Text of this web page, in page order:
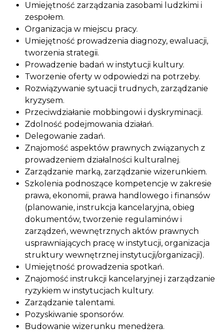
Umiejętność zarządzania zasobami ludzkimi i
zespołem.
Organizacja w miejscu pracy.
Umiejętność prowadzenia diagnozy, ewaluacji,
tworzenia strategii.
Prowadzenie badań w instytucji kultury.
Tworzenie oferty w odpowiedzi na potrzeby.
Rozwiązywanie sytuacji trudnych, zarządzanie
kryzysem.
Przeciwdziałanie mobbingowi i dyskryminacji.
Zdolność podejmowania działań.
Delegowanie zadań.
Znajomość aspektów prawnych związanych z
prowadzeniem działalności kulturalnej.
Zarządzanie marką, zarządzanie wizerunkiem.
Szkolenia podnoszące kompetencje w zakresie
prawa, ekonomii, prawa handlowego i finansów
(planowanie, instrukcja kancelaryjna, obieg
dokumentów, tworzenie regulaminów i
zarządzeń, wewnętrznych aktów prawnych
usprawniających pracę w instytucji, organizacja
struktury wewnętrznej instytucji/organizacji).
Umiejętność prowadzenia spotkań.
Znajomość instrukcji kancelaryjnej i zarządzanie
ryzykiem w instytucjach kultury.
Zarządzanie talentami.
Pozyskiwanie sponsorów.
Budowanie wizerunku menedżera.